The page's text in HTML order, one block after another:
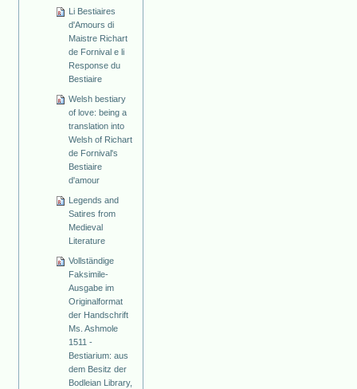
Li Bestiaires
d'Amours di
Maistre Richart
de Fornival e li
Response du
Bestiaire
Welsh bestiary
of love: being a
translation into
Welsh of Richart
de Fornival's
Bestiaire
d'amour
Legends and
Satires from
Medieval
Literature
Vollständige
Faksimile-
Ausgabe im
Originalformat
der Handschrift
Ms. Ashmole
1511 -
Bestiarium: aus
dem Besitz der
Bodleian Library,